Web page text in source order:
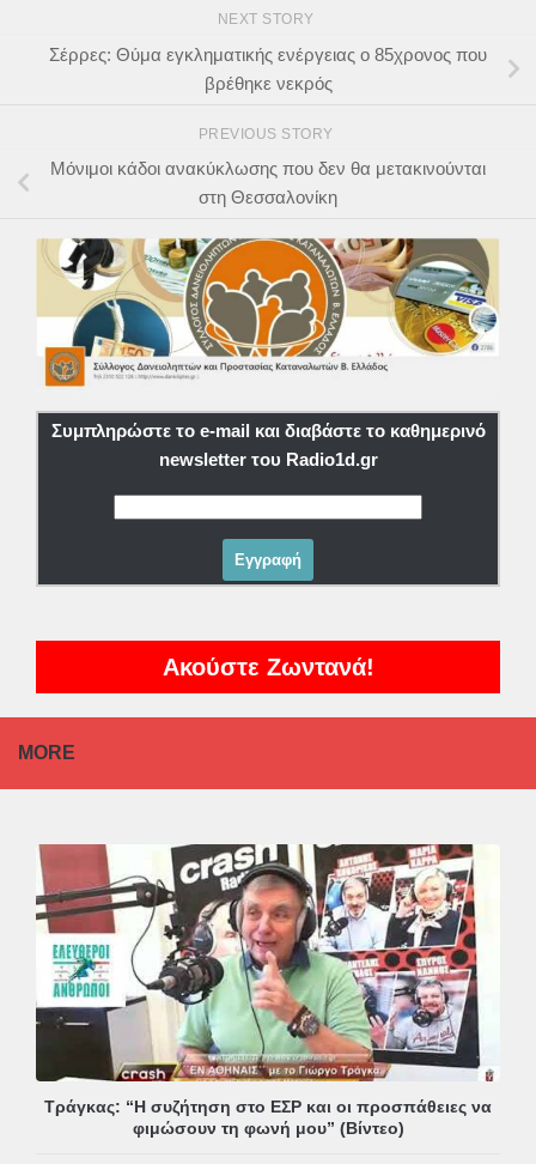
NEXT STORY
Σέρρες: Θύμα εγκληματικής ενέργειας ο 85χρονος που
βρέθηκε νεκρός
PREVIOUS STORY
Μόνιμοι κάδοι ανακύκλωσης που δεν θα μετακινούνται
στη Θεσσαλονίκη
Συμπληρώστε το e-mail και διαβάστε το καθημερινό
newsletter του Radio1d.gr
Ακούστε Ζωντανά!
MORE
Τράγκας: “Η συζήτηση στο ΕΣΡ και οι προσπάθειες να
φιμώσουν τη φωνή μου” (Βίντεο)